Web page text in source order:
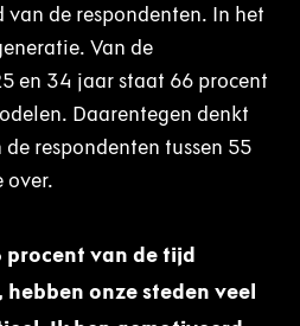
de respondenten. In het
Van de
en 34 jaar staat 66 procent
Daarentegen denkt
respondenten tussen 55
over.
procent van de tijd
onze steden veel